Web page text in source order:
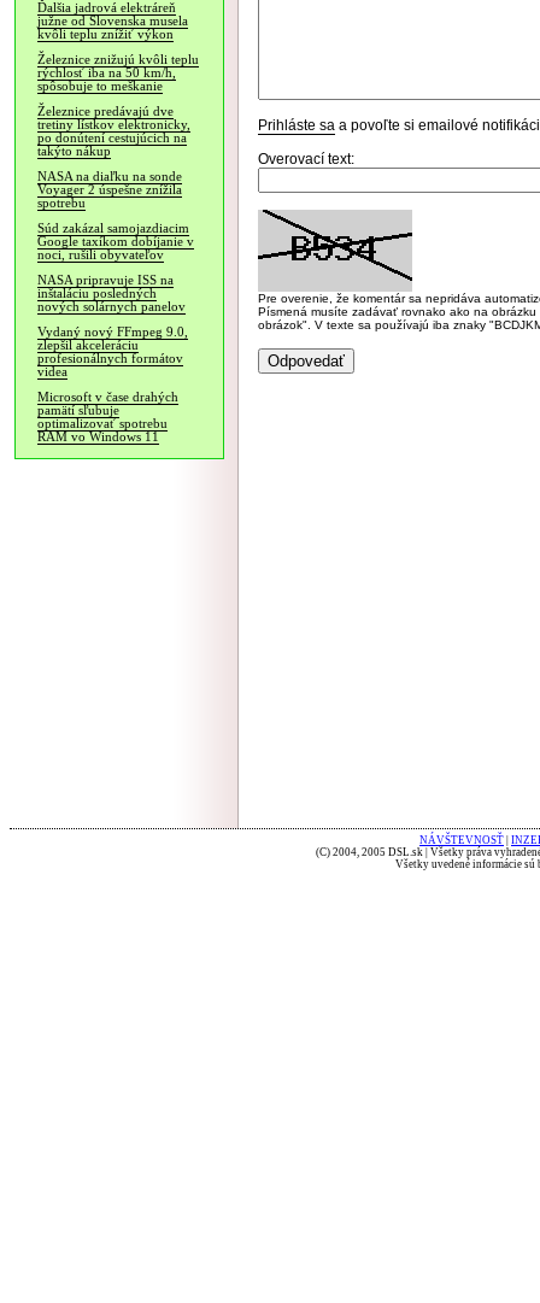
Ďalšia jadrová elektráreň
južne od Slovenska musela
kvôli teplu znížiť výkon
Železnice znižujú kvôli teplu
rýchlosť iba na 50 km/h,
spôsobuje to meškanie
Železnice predávajú dve
tretiny lístkov elektronicky,
po donútení cestujúcich na
takýto nákup
NASA na diaľku na sonde
Voyager 2 úspešne znížila
spotrebu
Súd zakázal samojazdiacim
Google taxíkom dobíjanie v
noci, rušili obyvateľov
NASA pripravuje ISS na
inštaláciu posledných
nových solárnych panelov
Vydaný nový FFmpeg 9.0,
zlepšil akceleráciu
profesionálnych formátov
videa
Microsoft v čase drahých
pamätí sľubuje
optimalizovať spotrebu
RAM vo Windows 11
Prihláste sa a povoľte si emailové
Overovací text:
Pre overenie, že komentár sa nepridáva
Písmená musíte zadávať rovnako ako na
obrázok". V texte sa používajú iba znaky
NÁVŠTEVNOSŤ
(C) 2004, 2005 DSL.sk | Všetky práva
Všetky uvedené informácie sú